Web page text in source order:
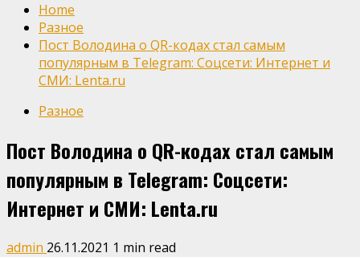
Home
Разное
Пост Володина о QR-кодах стал самым
популярным в Telegram: Coцсети: Интернет и
СМИ: Lenta.ru
Разное
Пост Володина о QR-кодах стал самым
популярным в Telegram: Coцсети:
Интернет и СМИ: Lenta.ru
admin 26.11.2021 1 min read